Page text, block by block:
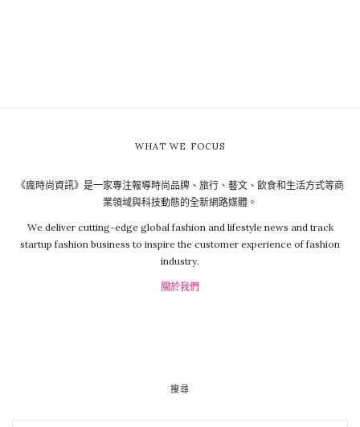
WHAT WE FOCUS
《瘋時尚資訊》是一家專注報導時尚品牌、旅行、藝文、飲食和生活方式等商
業領域與科技動態的全新網路媒體。
We deliver cutting-edge global fashion and lifestyle news and track
startup fashion business to inspire the customer experience of fashion
industry.
關於我們
搜尋